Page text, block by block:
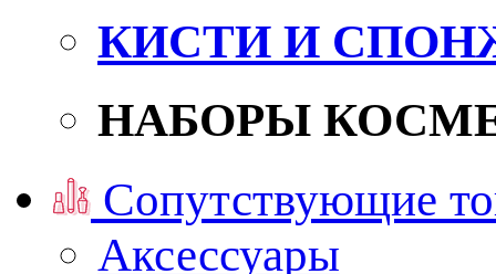
КИСТИ И
НАБОРЫ
Сопутствующие
Аксессуары